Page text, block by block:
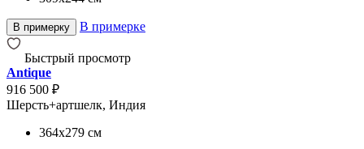
В примерку В примерке
Быстрый просмотр
Antique
916 500 ₽
Шерсть+артшелк, Индия
364x279 см